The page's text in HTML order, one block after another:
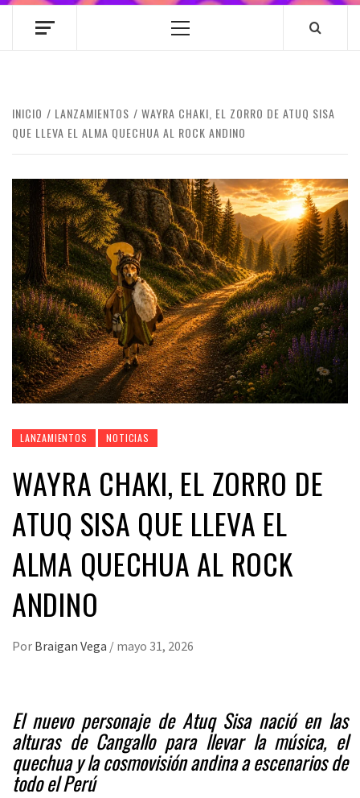
Menú
INICIO LANZAMIENTOS
WAYRA CHAKI, EL ZORRO DE ATUQ SISA
QUE LLEVA EL ALMA QUECHUA AL ROCK ANDINO
LANZAMIENTOS NOTICIAS
WAYRA CHAKI, EL ZORRO DE
ATUQ SISA QUE LLEVA EL
ALMA QUECHUA AL ROCK
ANDINO
Por Braigan Vega / mayo 31, 2026
El nuevo personaje de Atuq Sisa nació en las
alturas de Cangallo para llevar la música, el
quechua y la cosmovisión andina a escenarios de
todo el Perú